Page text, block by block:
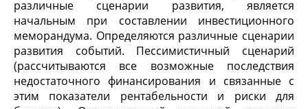
различные сценарии развития, является
начальным при составлении инвестиционного
меморандума. Определяются различные сценарии
развития событий. Пессимистичный сценарий
(рассчитываются все возможные последствия
недостаточного финансирования и связанные с
этим показатели рентабельности и риски для